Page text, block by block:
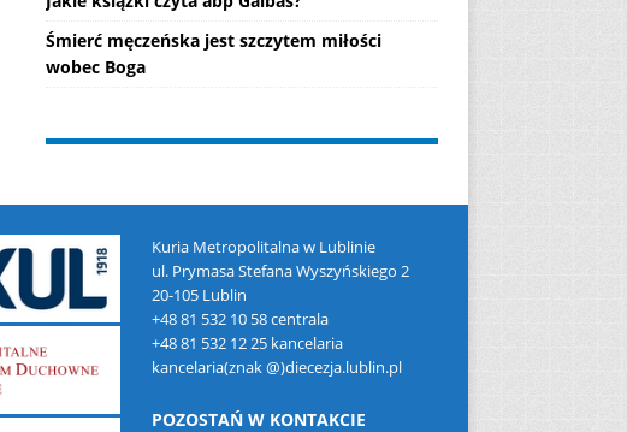
Śmierć męczeńska jest szczytem miłości
wobec Boga
Kuria Metropolitalna w Lublinie
ul. Prymasa Stefana Wyszyńskiego 2
20-105 Lublin
+48 81 532 10 58 centrala
+48 81 532 12 25 kancelaria
kancelaria(znak @)diecezja.lublin.pl
POZOSTAŃ W KONTAKCIE